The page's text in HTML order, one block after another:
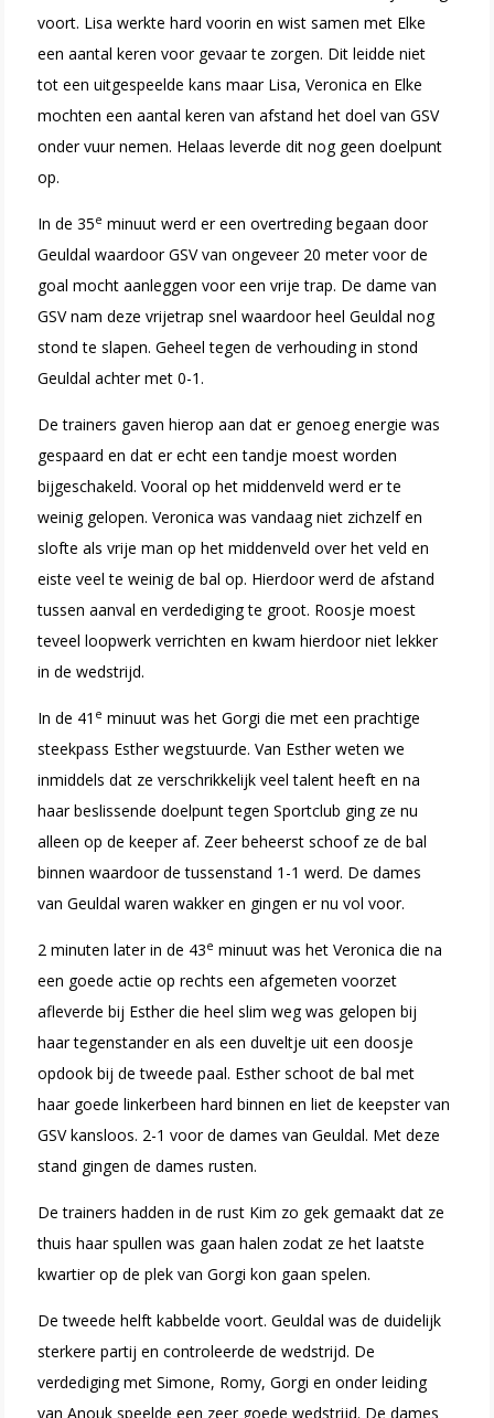
voort. Lisa werkte hard voorin en wist samen met Elke
een aantal keren voor gevaar te zorgen. Dit leidde niet
tot een uitgespeelde kans maar Lisa, Veronica en Elke
mochten een aantal keren van afstand het doel van GSV
onder vuur nemen. Helaas leverde dit nog geen doelpunt
op.
In de 35e minuut werd er een overtreding begaan door
Geuldal waardoor GSV van ongeveer 20 meter voor de
goal mocht aanleggen voor een vrije trap. De dame van
GSV nam deze vrijetrap snel waardoor heel Geuldal nog
stond te slapen. Geheel tegen de verhouding in stond
Geuldal achter met 0-1.
De trainers gaven hierop aan dat er genoeg energie was
gespaard en dat er echt een tandje moest worden
bijgeschakeld. Vooral op het middenveld werd er te
weinig gelopen. Veronica was vandaag niet zichzelf en
slofte als vrije man op het middenveld over het veld en
eiste veel te weinig de bal op. Hierdoor werd de afstand
tussen aanval en verdediging te groot. Roosje moest
teveel loopwerk verrichten en kwam hierdoor niet lekker
in de wedstrijd.
In de 41 e minuut was het Gorgi die met een prachtige
steekpass Esther wegstuurde. Van Esther weten we
inmiddels dat ze verschrikkelijk veel talent heeft en na
haar beslissende doelpunt tegen Sportclub ging ze nu
alleen op de keeper af. Zeer beheerst schoof ze de bal
binnen waardoor de tussenstand 1-1 werd. De dames
van Geuldal waren wakker en gingen er nu vol voor.
2 minuten later in de 43e minuut was het Veronica die na
een goede actie op rechts een afgemeten voorzet
afleverde bij Esther die heel slim weg was gelopen bij
haar tegenstander en als een duveltje uit een doosje
opdook bij de tweede paal. Esther schoot de bal met
haar goede linkerbeen hard binnen en liet de keepster van
GSV kansloos. 2-1 voor de dames van Geuldal. Met deze
stand gingen de dames rusten.
De trainers hadden in de rust Kim zo gek gemaakt dat ze
thuis haar spullen was gaan halen zodat ze het laatste
kwartier op de plek van Gorgi kon gaan spelen.
De tweede helft kabbelde voort. Geuldal was de duidelijk
sterkere partij en controleerde de wedstrijd. De
verdediging met Simone, Romy, Gorgi en onder leiding
van Anouk speelde een zeer goede wedstrijd. De dames